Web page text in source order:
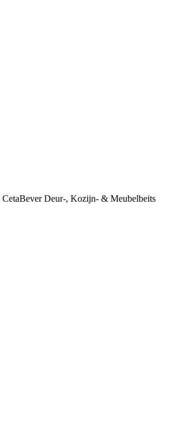
CetaBever Deur-, Kozijn- & Meubelbeits